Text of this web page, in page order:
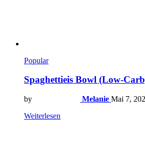
Popular
Spaghettieis Bowl (Low-
by Melanie Mai 7,
Weiterlesen